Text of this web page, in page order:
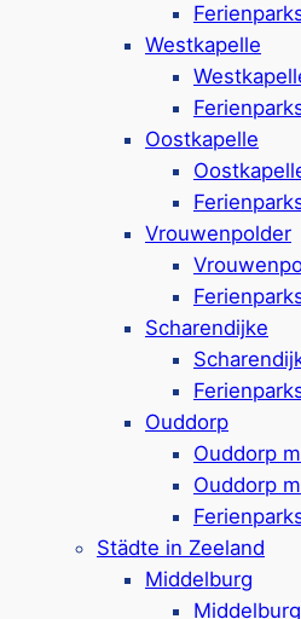
Westkapelle
Oostkapelle
Vrouwenpolder
Scharendijke
Ouddorp
Ouddorp
Ouddorp
Städte in Zeeland
Middelburg
Urlaub mit Hund
Domburg mit Hund
Cadzand mit Hund
Kamperland mit Hund
Vrouwenpolder mit Hund
Oostkapelle mit Hund
Zoutelande mit Hund
Westkapelle mit Hund
Dishoek mit Hund
Burgh-Haamstede mit Hund
Nieuwvliet mit Hund
Groede mit Hund